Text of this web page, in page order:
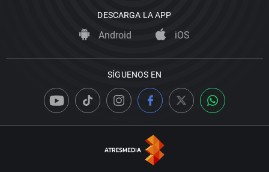
DESCARGA LA APP
Android iOS
SÍGUENOS EN